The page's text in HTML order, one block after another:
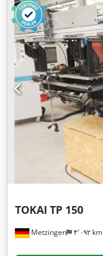
Metzingen ۴٬۰۹۲ km
TOKAI TP 150